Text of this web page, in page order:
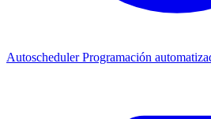
AutoschedulerProgramación